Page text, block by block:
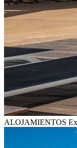
ALOJAMIENTOS